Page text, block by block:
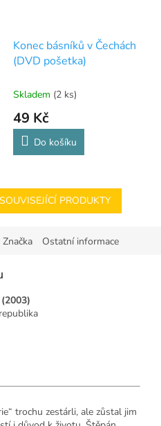
Konec básníků v Čechách
(DVD pošetka)
Skladem (2 ks)
49 Kč
Do košíku
PRODUKTY
Značka Ostatní informace
trochu zestárli, ale zůstal jim